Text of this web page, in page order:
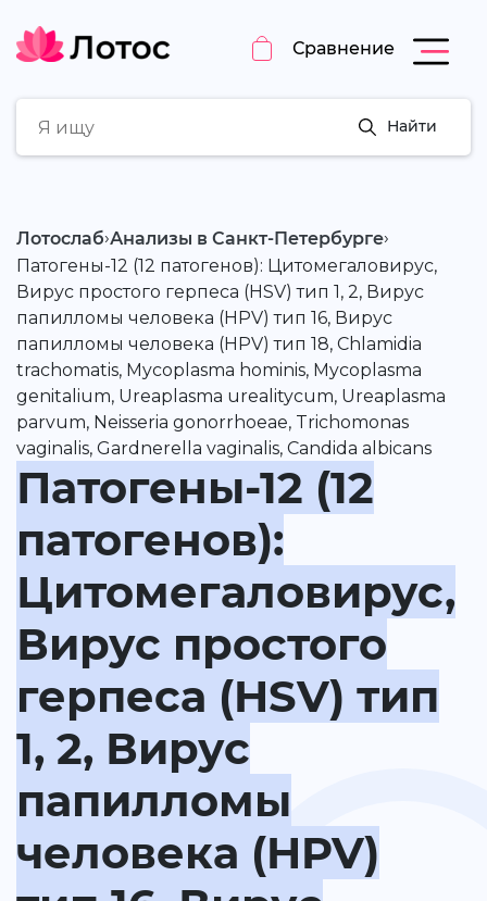
Сравнение
Найти
Лотослаб›Анализы в Санкт-Петербурге›
Патогены-12 (12 патогенов): Цитомегаловирус,
Вирус простого герпеса (HSV) тип 1, 2, Вирус
папилломы человека (HPV) тип 16, Вирус
папилломы человека (HPV) тип 18, Chlamidia
trachomatis, Mycoplasma hominis, Mycoplasma
genitalium, Ureaplasma urealitycum, Ureaplasma
parvum, Neisseria gonorrhoeae, Trichomonas
vaginalis, Gardnerella vaginalis, Candida albicans
Патогены-12 (12
патогенов):
Цитомегаловирус,
Вирус простого
герпеса (HSV) тип
1, 2, Вирус
папилломы
человека (HPV)